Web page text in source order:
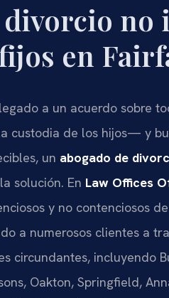
divorcio no
en
a un acuerdo sobre
custodia de los hijos— y
un abogado de
solución. En Law Offices
y no contenciosos
a numerosos clientes a
circundantes, incluyendo
Oakton, Springfield,